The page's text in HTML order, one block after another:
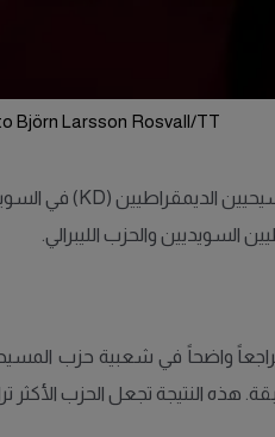
Björn Larsson Rosvall/TT
السويديين والحزب الليبرالي.